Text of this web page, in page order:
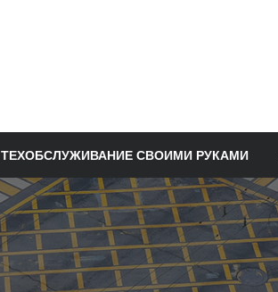
ТЕХОБСЛУЖИВАНИЕ СВОИМИ РУКАМИ